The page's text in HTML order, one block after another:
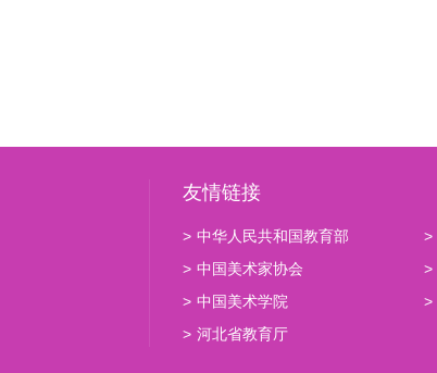
友情链接
> 中华人民共和国教育部 >
> 中国美术家协会 >
> 中国美术学院 >
> 河北省教育厅